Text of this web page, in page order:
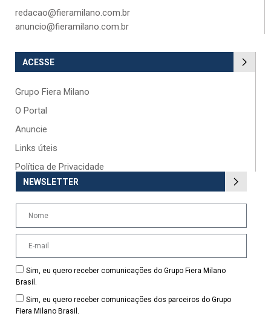
redacao@fieramilano.com.br
anuncio@fieramilano.com.br
ACESSE
Grupo Fiera Milano
O Portal
Anuncie
Links úteis
Política de Privacidade
NEWSLETTER
Sim, eu quero receber comunicações do Grupo Fiera Milano
Brasil.
Sim, eu quero receber comunicações dos parceiros do Grupo
Fiera Milano Brasil.